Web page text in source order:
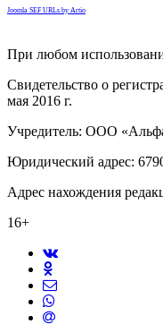
Joomla SEF URLs by Artio
При любом
Свидетельство о
мая 2016 г.
Учредитель: ООО
Юридический адрес:
Адрес нахождения
16+